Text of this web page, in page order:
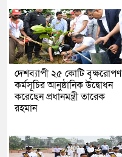
দেশব্যাপী ২৫ কোটি বৃক্ষরোপণ
কর্মসূচির আনুষ্ঠানিক উদ্বোধন
করেছেন প্রধানমন্ত্রী তারেক
রহমান